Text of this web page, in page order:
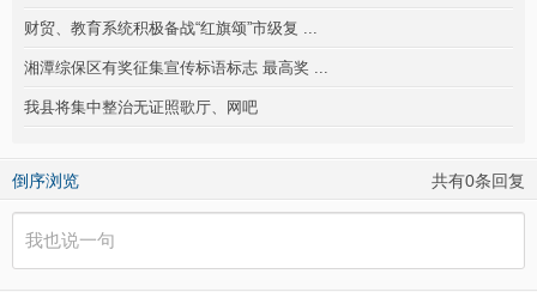
财贸、教育系统积极备战“红旗颂”市级复 ...
湘潭综保区有奖征集宣传标语标志 最高奖 ...
我县将集中整治无证照歌厅、网吧
倒序浏览 共有0条回复